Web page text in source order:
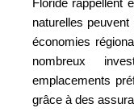
naturelles
économies
nombreux
emplacements
grâce à des